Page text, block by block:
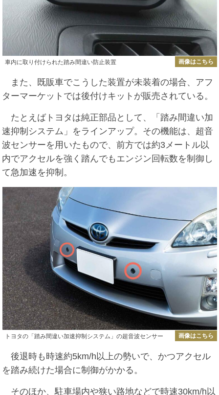
車内に取り付けられた踏み間違い防止装置 画像はこちら
また、既販車でこうした装置が未装着の場合、アフ
ターマーケットでは後付けキットが販売されている。
たとえばトヨタは純正部品として、「踏み間違い加
速抑制システム」をラインアップ。その機能は、超音
波センサーを用いたもので、前方では約3メートル以
内でアクセルを強く踏んでもエンジン回転数を制御し
て急加速を抑制。
トヨタの「踏み間違い加速抑制システム」の超音波センサー 画像はこちら
後退時も時速約5km/h以上の勢いで、かつアクセル
を踏み続けた場合に制御がかかる。
そのほか、駐車場内や狭い路地などで時速30km/h以